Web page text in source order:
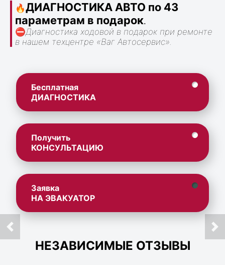
🔥ДИАГНОСТИКА АВТО по 43
параметрам в подарок.
⛔Диагностика ходовой в подарок при ремонте
в нашем техцентре «Ваг Автосервис».
Бесплатная
ДИАГНОСТИКА
Получить
КОНСУЛЬТАЦИЮ
Заявка
НА ЭВАКУАТОР
НЕЗАВИСИМЫЕ ОТЗЫВЫ